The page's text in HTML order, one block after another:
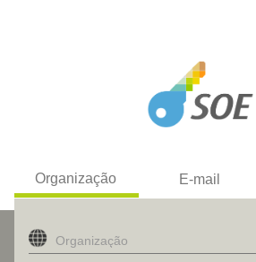
Organização E-mail